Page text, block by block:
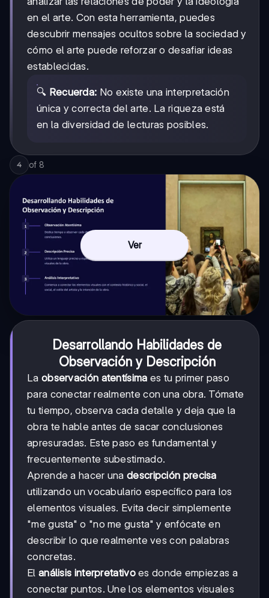
en el arte. Con esta herramienta, puedes
descubrir mensajes ocultos sobre la sociedad y
cómo el arte puede reforzar o desafiar ideas
establecidas.
🔍 Recuerda: No existe una interpretación
única y correcta del arte. La riqueza está
en la diversidad de lecturas posibles.
4 of 8
Ver
Desarrollando Habilidades de
Observación y Descripción
La observación atentísima es tu primer paso
para conectar realmente con una obra. Tómate
tu tiempo, observa cada detalle y deja que la
obra te hable antes de sacar conclusiones
apresuradas. Este paso es fundamental y
frecuentemente subestimado.
Aprende a hacer una descripción precisa
utilizando un vocabulario específico para los
elementos visuales. Evita decir simplemente
"me gusta" o "no me gusta" y enfócate en
describir lo que realmente ves con palabras
concretas.
El análisis interpretativoes donde empiezas a
conectar puntos. Une los elementos visuales